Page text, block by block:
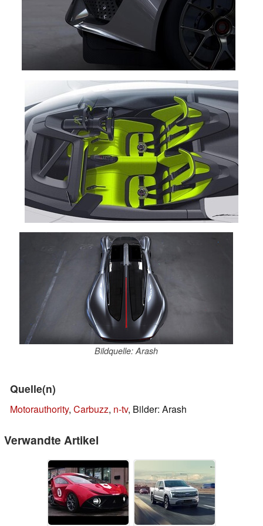
Bildquelle: Arash
Quelle(n)
Motorauthority, Carbuzz, n-tv, Bilder: Arash
Verwandte Artikel